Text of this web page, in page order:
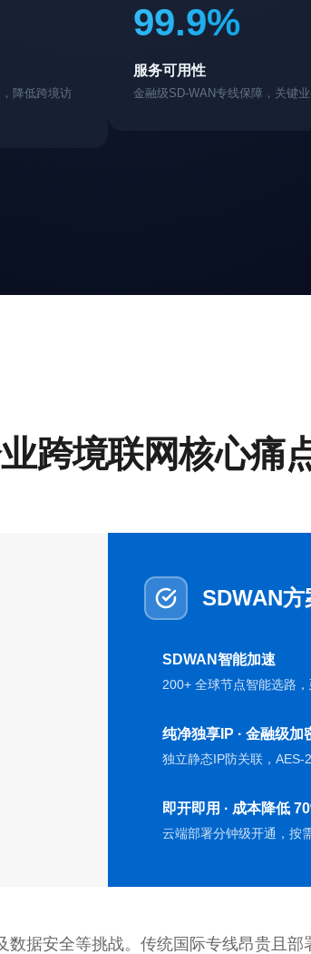
降低跨境访
99.9%
服务可用性
金融级SD-WAN专线保障，关键
跨境联网核心痛
SDWAN方
SDWAN智能加速
200+ 全球节点智能选路
纯净独享IP · 金融级加
独立静态IP防关联，AES-
即开即用 · 成本降低
云端部署分钟级开通，按
据安全等挑战。传统国际专线昂贵且